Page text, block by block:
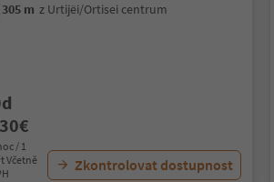
305 m z Urtijëi/Ortisei centrum
/ 1
Včetně
Zkontrolovat dostupnost